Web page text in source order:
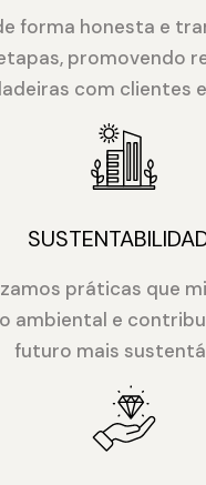
forma honesta e
promovendo
com clientes
práticas que
ambiental e
futuro mais